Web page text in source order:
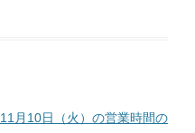
11月10日（火）の営業時間の